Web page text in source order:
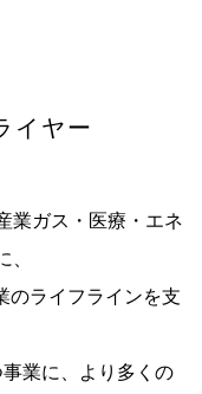
イヤー
業ガス・医療・エネ
のライフラインを支
業に、より多くの